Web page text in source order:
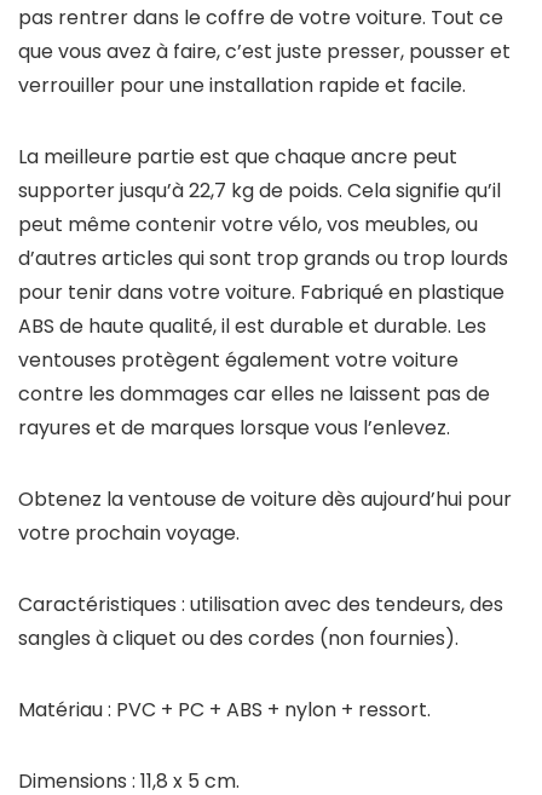
pas rentrer dans le coffre de votre voiture. Tout ce
que vous avez à faire, c’est juste presser, pousser et
verrouiller pour une installation rapide et facile.
La meilleure partie est que chaque ancre peut
supporter jusqu’à 22,7 kg de poids. Cela signifie qu’il
peut même contenir votre vélo, vos meubles, ou
d’autres articles qui sont trop grands ou trop lourds
pour tenir dans votre voiture. Fabriqué en plastique
ABS de haute qualité, il est durable et durable. Les
ventouses protègent également votre voiture
contre les dommages car elles ne laissent pas de
rayures et de marques lorsque vous l’enlevez.
Obtenez la ventouse de voiture dès aujourd’hui pour
votre prochain voyage.
Caractéristiques : utilisation avec des tendeurs, des
sangles à cliquet ou des cordes (non fournies).
Matériau : PVC + PC + ABS + nylon + ressort.
Dimensions : 11,8 x 5 cm.